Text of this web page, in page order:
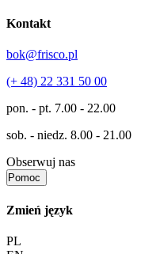
Kontakt
bok@frisco.pl
(+ 48) 22 331 50 00
pon. - pt. 7.00 - 22.00
sob. - niedz. 8.00 - 21.00
Obserwuj nas
Pomoc
Zmień język
PL